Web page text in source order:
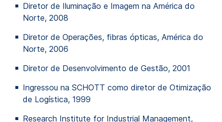
Diretor de Iluminação e Imagem na América do
Norte, 2008
Diretor de Operações, fibras ópticas, América do
Norte, 2006
Diretor de Desenvolvimento de Gestão, 2001
Ingressou na SCHOTT como diretor de Otimização
de Logística, 1999
Research Institute for Industrial Management,